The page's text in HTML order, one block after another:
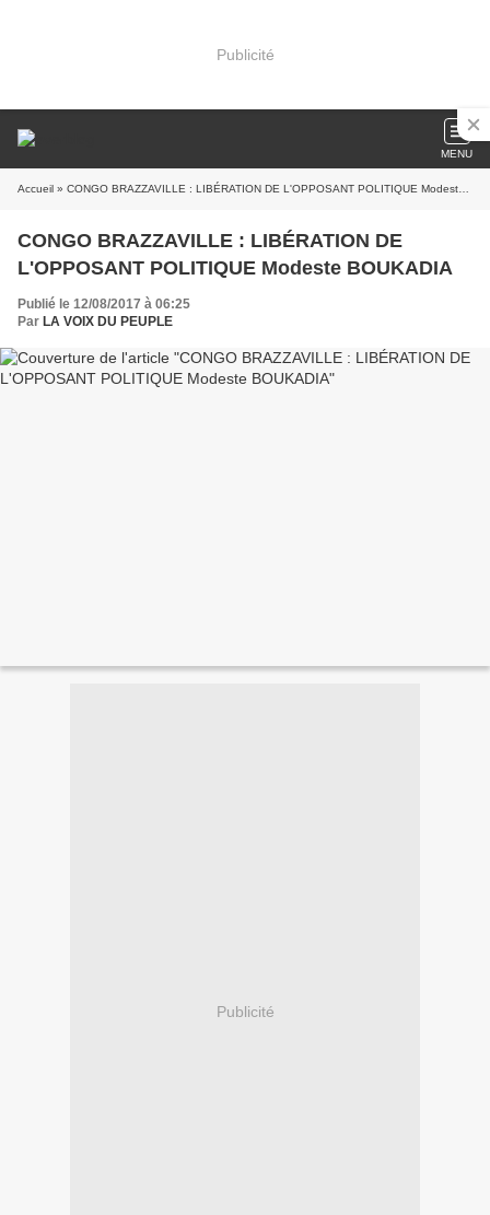
Publicité
MENU
Accueil » CONGO BRAZZAVILLE : LIBÉRATION DE L'OPPOSANT POLITIQUE Modeste BOUKADIA
CONGO BRAZZAVILLE : LIBÉRATION DE
L'OPPOSANT POLITIQUE Modeste BOUKADIA
Publié le 12/08/2017 à 06:25
Par LA VOIX DU PEUPLE
Publicité